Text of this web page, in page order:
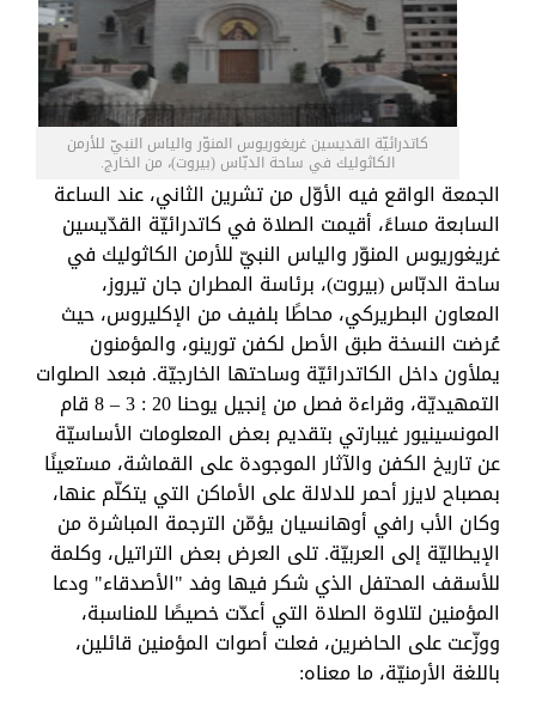
كاتدرائيّة القديسين غريغوريوس المنوّر والياس النبيّ للأرمن
الكاثوليك في ساحة الدبّاس (بيروت)، من الخارج.
الجمعة الواقع فيه الأوّل من تشرين الثاني، عند الساعة
السابعة مساءً، أقيمت الصلاة في كاتدرائيّة القدّيسين
غريغوريوس المنوّر والياس النبيّ للأرمن الكاثوليك في
ساحة الدبّاس (بيروت)، برئاسة المطران جان تيروز،
المعاون البطريركي، محاطًا بلفيف من الإكليروس، حيث
عُرضت النسخة طبق الأصل لكفن تورينو، والمؤمنون
يملأون داخل الكاتدرائيّة وساحتها الخارجيّة. فبعد الصلوات
التمهيديّة، وقراءة فصل من إنجيل يوحنا 20 : 3 – 8 قام
المونسينيور غيبارتي بتقديم بعض المعلومات الأساسيّة
عن تاريخ الكفن والآثار الموجودة على القماشة، مستعينًا
بمصباح لايزر أحمر للدلالة على الأماكن التي يتكلّم عنها،
وكان الأب رافي أوهانسيان يؤمّن الترجمة المباشرة من
الإيطاليّة إلى العربيّة. تلى العرض بعض التراتيل، وكلمة
للأسقف المحتفل الذي شكر فيها وفد "الأصدقاء" ودعا
المؤمنين لتلاوة الصلاة التي أعدّت خصيصًا للمناسبة،
ووزّعت على الحاضرين، فعلت أصوات المؤمنين قائلين،
باللغة الأرمنيّة، ما معناه: